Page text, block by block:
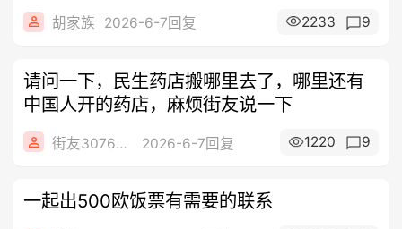
胡家族 2026-6-7回复 2233 9
请问一下，民生药店搬哪里去了，哪里还有
中国人开的药店，麻烦街友说一下
街友30766989 2026-6-7回复 1220 9
一起出500欧饭票有需要的联系